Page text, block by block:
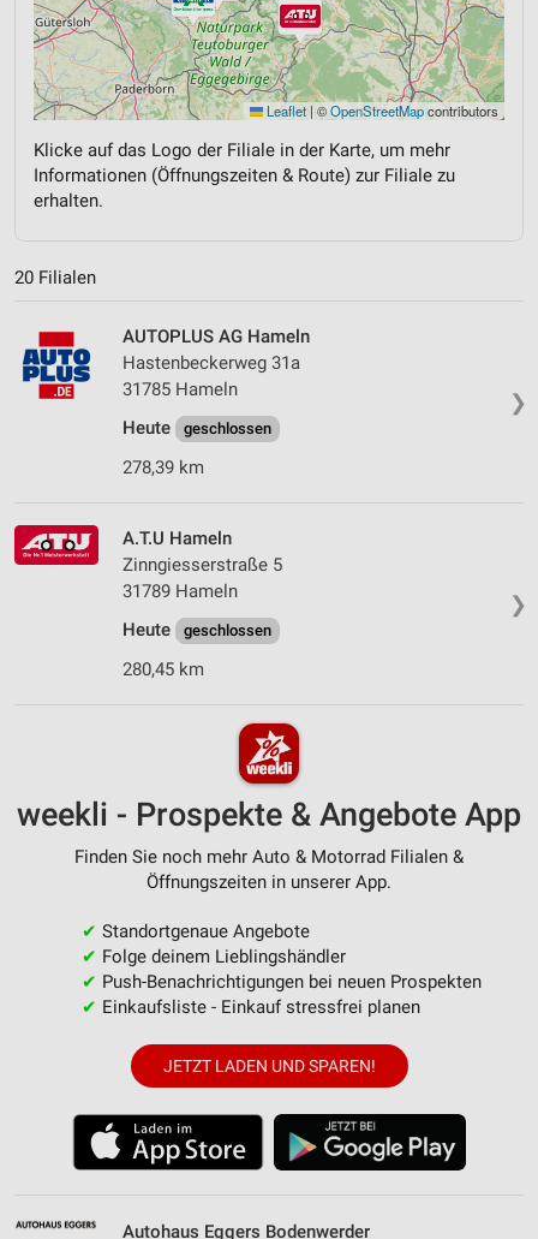
Leaflet | ©OpenStreetMapcontributors
Klicke auf das Logo der Filiale in der Karte, um mehr
Informationen (Öffnungszeiten & Route) zur Filiale zu
erhalten.
20 Filialen
❯
AUTOPLUS AG Hameln
Hastenbeckerweg 31a
31785 Hameln
Heute
geschlossen
278,39 km
❯
A.T.U Hameln
Zinngiesserstraße 5
31789 Hameln
Heute
geschlossen
280,45 km
weekli - Prospekte & Angebote App
Finden Sie noch mehr Auto & Motorrad Filialen &
Öffnungszeiten in unserer App.
✔ Standortgenaue Angebote
✔ Folge deinem Lieblingshändler
✔ Push-Benachrichtigungen bei neuen Prospekten
✔ Einkaufsliste - Einkauf stressfrei planen
JETZT LADEN UND SPAREN!
Autohaus Eggers Bodenwerder